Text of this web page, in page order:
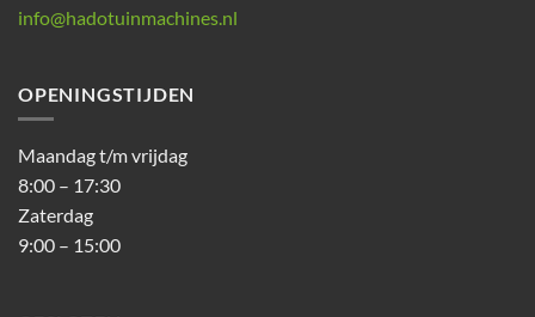
info@hadotuinmachines.nl
OPENINGSTIJDEN
Maandag t/m vrijdag
8:00 – 17:30
Zaterdag
9:00 – 15:00